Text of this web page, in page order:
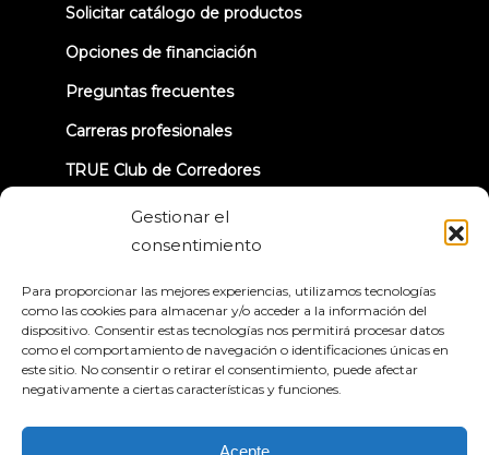
Gestionar el
consentimiento
Para proporcionar las mejores experiencias, utilizamos tecnologías
como las cookies para almacenar y/o acceder a la información del
dispositivo. Consentir estas tecnologías nos permitirá procesar datos
como el comportamiento de navegación o identificaciones únicas en
este sitio. No consentir o retirar el consentimiento, puede afectar
negativamente a ciertas características y funciones.
Acepte
new
Solicitar catálogo de productos
Opciones de financiación
Preguntas frecuentes
Carreras profesionales
TRUE Club de Corredores
Información sobre la retirada
Política de privacidad
Condiciones generales
Declaración de accesibilidad